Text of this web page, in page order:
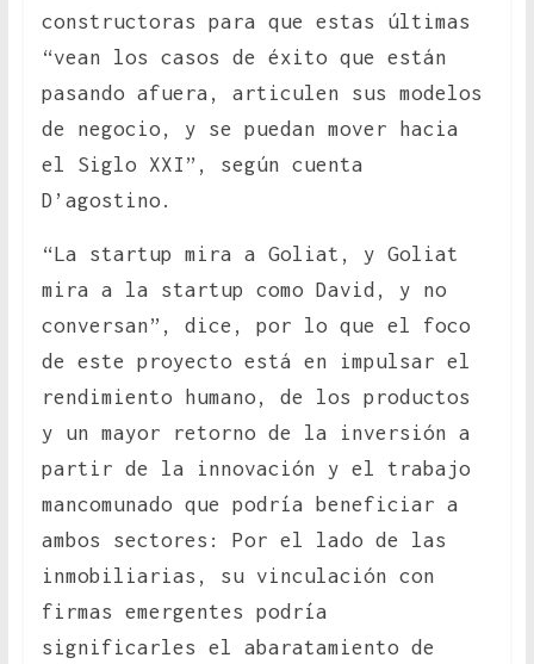
constructoras para que estas últimas
“vean los casos de éxito que están
pasando afuera, articulen sus modelos
de negocio, y se puedan mover hacia
el Siglo XXI”, según cuenta
D’agostino.
“La startup mira a Goliat, y Goliat
mira a la startup como David, y no
conversan”, dice, por lo que el foco
de este proyecto está en impulsar el
rendimiento humano, de los productos
y un mayor retorno de la inversión a
partir de la innovación y el trabajo
mancomunado que podría beneficiar a
ambos sectores: Por el lado de las
inmobiliarias, su vinculación con
firmas emergentes podría
significarles el abaratamiento de